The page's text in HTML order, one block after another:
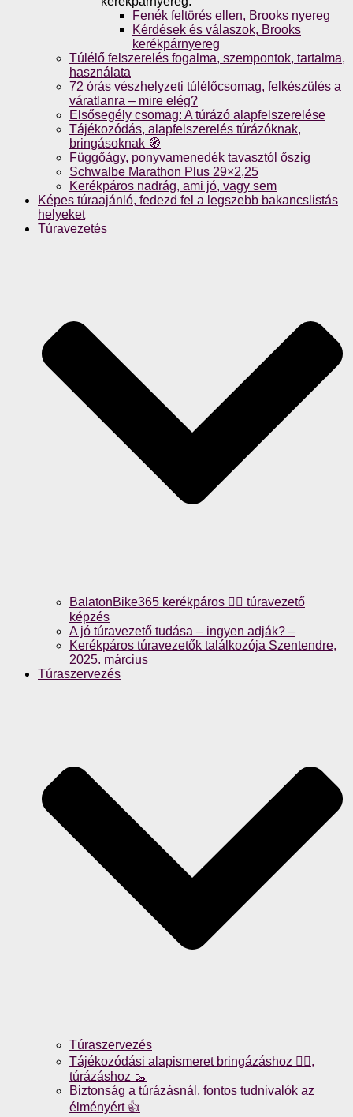
Fenék feltörés ellen, Brooks nyereg
Kérdések és válaszok, Brooks
kerékpárnyereg
Túlélő felszerelés fogalma, szempontok, tartalma,
használata
72 órás vészhelyzeti túlélőcsomag, felkészülés a
váratlanra – mire elég?
Elsősegély csomag: A túrázó alapfelszerelése
Tájékozódás, alapfelszerelés túrázóknak,
bringásoknak 🧭
Függőágy, ponyvamenedék tavasztól őszig
Schwalbe Marathon Plus 29×2,25
Kerékpáros nadrág, ami jó, vagy sem
Képes túraajánló, fedezd fel a legszebb bakancslistás
helyeket
Túravezetés
BalatonBike365 kerékpáros 🚴‍♀️ túravezető
képzés
A jó túravezető tudása – ingyen adják? –
Kerékpáros túravezetők találkozója Szentendre,
2025. március
Túraszervezés
Túraszervezés
Tájékozódási alapismeret bringázáshoz 🚴‍♀️,
túrázáshoz 🥾
Biztonság a túrázásnál, fontos tudnivalók az
élményért 👍